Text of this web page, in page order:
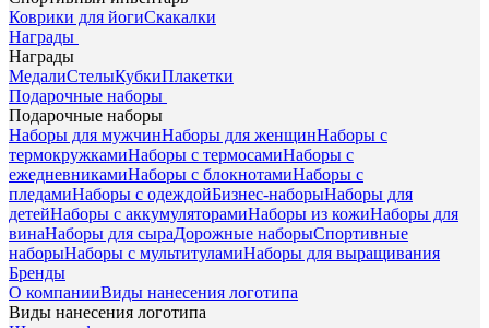
Коврики для йогиСкакалки
Награды
Награды
МедалиСтелыКубкиПлакетки
Подарочные наборы
Подарочные наборы
Наборы для мужчинНаборы для женщинНаборы с
термокружкамиНаборы с термосамиНаборы с
ежедневникамиНаборы с блокнотамиНаборы с
пледамиНаборы с одеждойБизнес-наборыНаборы для
детейНаборы с аккумуляторамиНаборы из кожиНаборы для
винаНаборы для сыраДорожные наборыСпортивные
наборыНаборы с мультитуламиНаборы для выращивания
Бренды
О компанииВиды нанесения логотипа
Виды нанесения логотипа